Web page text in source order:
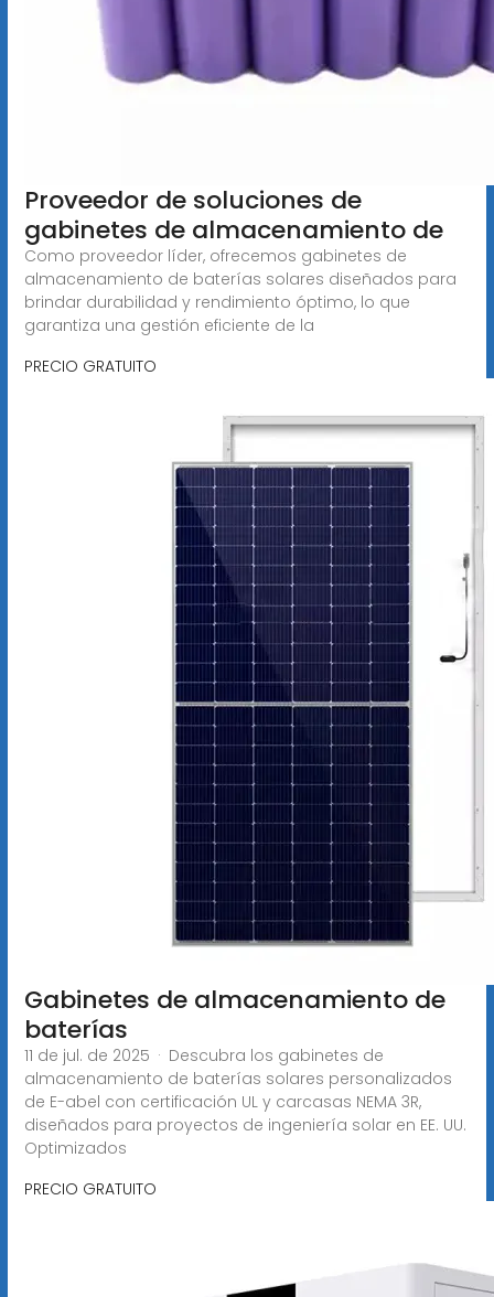
Proveedor de soluciones de
gabinetes de almacenamiento de
Como proveedor líder, ofrecemos gabinetes de
almacenamiento de baterías solares diseñados para
brindar durabilidad y rendimiento óptimo, lo que
garantiza una gestión eficiente de la
PRECIO GRATUITO
Gabinetes de almacenamiento de
baterías
11 de jul. de 2025 · Descubra los gabinetes de
almacenamiento de baterías solares personalizados
de E-abel con certificación UL y carcasas NEMA 3R,
diseñados para proyectos de ingeniería solar en EE. UU.
Optimizados
PRECIO GRATUITO